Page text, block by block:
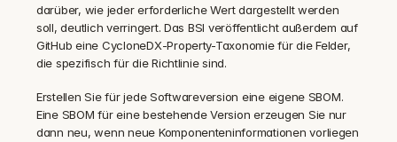
darüber, wie jeder erforderliche Wert dargestellt werden
soll, deutlich verringert. Das BSI veröffentlicht außerdem auf
GitHub eine CycloneDX-Property-Taxonomie für die Felder,
die spezifisch für die Richtlinie sind.
Erstellen Sie für jede Softwareversion eine eigene SBOM.
Eine SBOM für eine bestehende Version erzeugen Sie nur
dann neu, wenn neue Komponenteninformationen vorliegen